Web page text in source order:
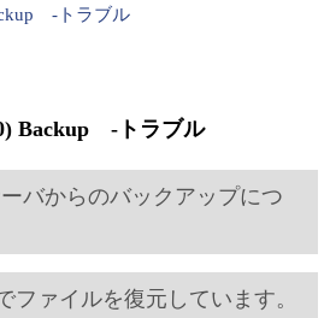
-トラブル
Backup -トラブル
バからのバックアップにつ
ファイルを復元しています。